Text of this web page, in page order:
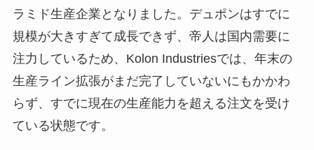
ラミド生産企業となりました。デュポンはすでに
規模が大きすぎて成長できず、帝人は国内需要に
注力しているため、Kolon Industriesでは、年末の
生産ライン拡張がまだ完了していないにもかかわ
らず、すでに現在の生産能力を超える注文を受け
ている状態です。